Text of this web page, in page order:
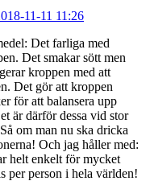
11-11 11:26
Det farliga med
Det smakar sött men
kroppen med att
Det gör att kroppen
för att balansera upp
är därför dessa vid stor
om man nu ska dricka
Och jag håller med:
helt enkelt för mycket
per person i hela världen!